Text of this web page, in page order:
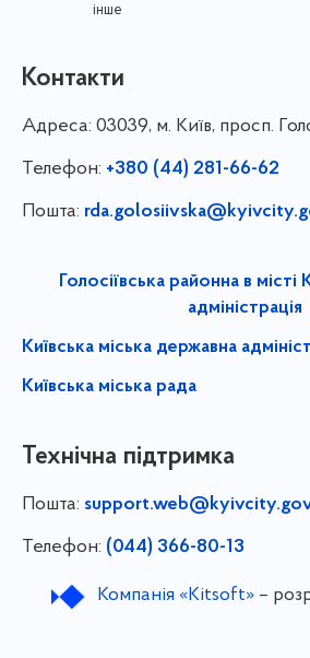
інше
Контакти
Адреса: 03039, м. Київ, просп.
Телефон: +380 (44) 281-66-62
Пошта:
Голосіївська районна в місті
адміністрація
Київська міська державна
Київська міська рада
Технічна підтримка
Пошта:
Телефон: (044) 366-80-13
Компанія «Kitsoft»–